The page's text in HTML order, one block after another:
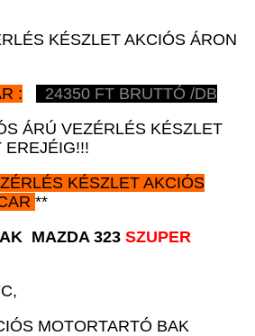
KÉSZLET AKCIÓS ÁRON
:
24350 FT BRUTTÓ /DB
ÁRÚ VEZÉRLÉS KÉSZLET
EREJÉIG!!!
KÉSZLET AKCIÓS
**
MAZDA 323 SZUPER
MOTORTARTÓ BAK